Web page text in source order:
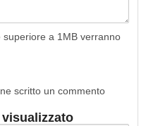
a 1MB verranno
scritto un commento